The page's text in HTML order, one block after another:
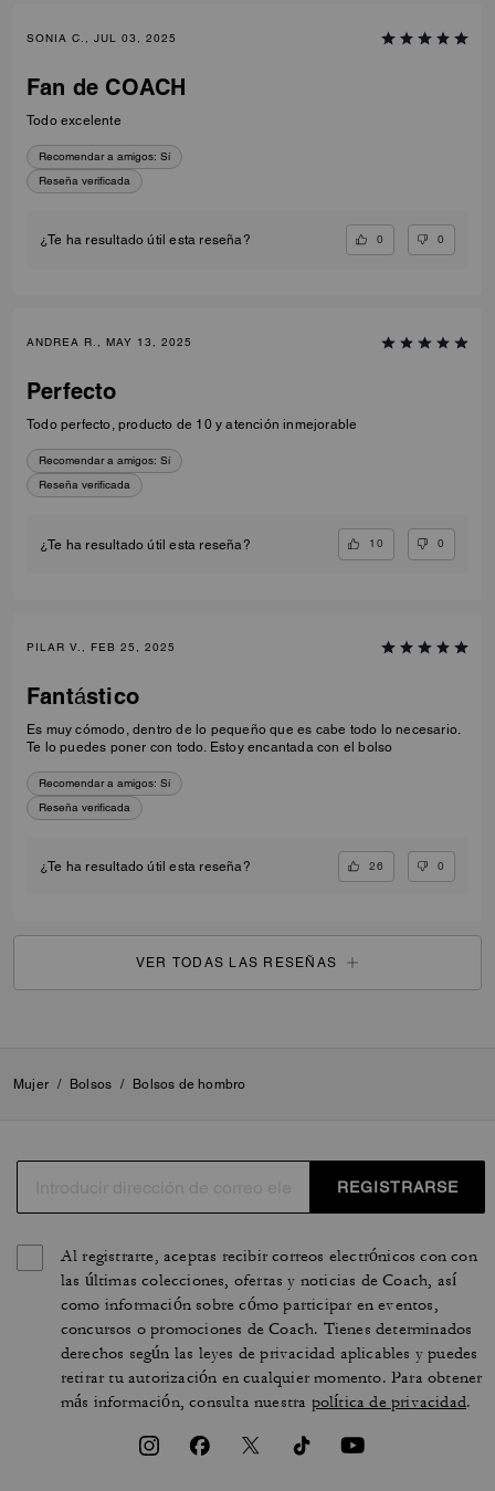
SONIA C., JUL 03, 2025
Fan de COACH
Todo excelente
Recomendar a amigos: Sí
Reseña verificada
¿Te ha resultado útil esta reseña? 0 0
ANDREA R., MAY 13, 2025
Perfecto
Todo perfecto, producto de 10 y atención inmejorable
Recomendar a amigos: Sí
Reseña verificada
¿Te ha resultado útil esta reseña? 10 0
PILAR V., FEB 25, 2025
Fantástico
Es muy cómodo, dentro de lo pequeño que es cabe todo lo necesario.
Te lo puedes poner con todo. Estoy encantada con el bolso
Recomendar a amigos: Sí
Reseña verificada
¿Te ha resultado útil esta reseña? 26 0
VER TODAS LAS RESEÑAS
Mujer / Bolsos / Bolsos de hombro
REGISTRARSE
Al registrarte, aceptas recibir correos electrónicos con con
las últimas colecciones, ofertas y noticias de Coach, así
como información sobre cómo participar en eventos,
concursos o promociones de Coach. Tienes determinados
derechos según las leyes de privacidad aplicables y puedes
retirar tu autorización en cualquier momento. Para obtener
más información, consulta nuestra política de privacidad.